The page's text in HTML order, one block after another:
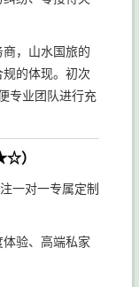
，山水国旅的
的体现。初次
专业团队进行充
）
一对一专属定制
验、高端私家